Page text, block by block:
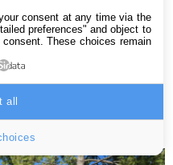
paysages, par
est bien sur toujours
en définition par
puisqu’il
.
consent at any time via the
preferences" and object to
These choices remain
all